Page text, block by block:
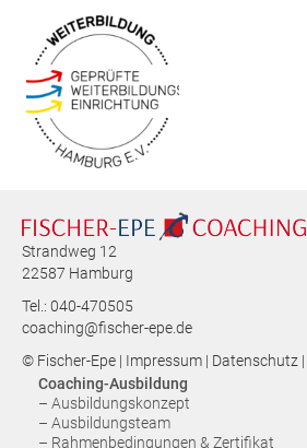
Strandweg 12
22587 Hamburg
Tel.: 040-470505
coaching@fischer-epe.de
© Fischer-Epe | Impressum | Datenschutz |
Coaching-Ausbildung
– Ausbildungskonzept
– Ausbildungsteam
– Rahmenbedingungen & Zertifikat